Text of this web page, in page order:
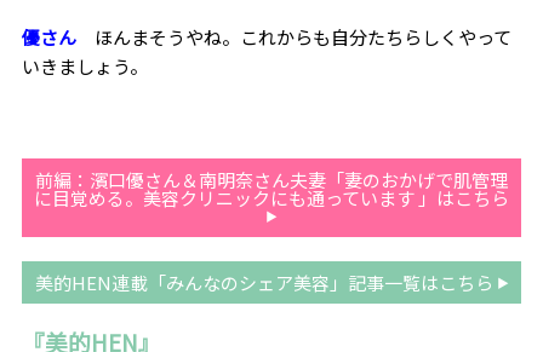
優さんほんまそうやね。これからも自分たちらしくやって
いきましょう。
前編：濱口優さん＆南明奈さん夫妻「妻のおかげで肌管理
に目覚める。美容クリニックにも通っています 」はこちら
美的HEN連載「みんなのシェア美容」記事一覧はこちら
『美的HEN』